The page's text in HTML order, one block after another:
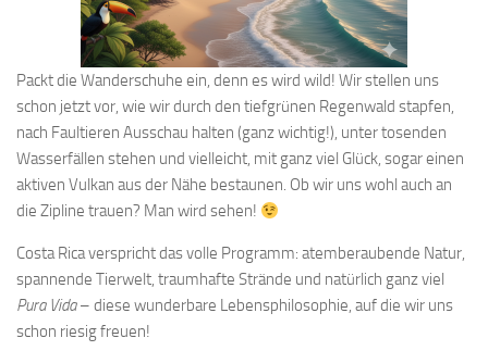
Packt die Wanderschuhe ein, denn es wird wild! Wir stellen uns
schon jetzt vor, wie wir durch den tiefgrünen Regenwald stapfen,
nach Faultieren Ausschau halten (ganz wichtig!), unter tosenden
Wasserfällen stehen und vielleicht, mit ganz viel Glück, sogar einen
aktiven Vulkan aus der Nähe bestaunen. Ob wir uns wohl auch an
die Zipline trauen? Man wird sehen!
Costa Rica verspricht das volle Programm: atemberaubende Natur,
spannende Tierwelt, traumhafte Strände und natürlich ganz viel
Pura Vida– diese wunderbare Lebensphilosophie, auf die wir uns
schon riesig freuen!